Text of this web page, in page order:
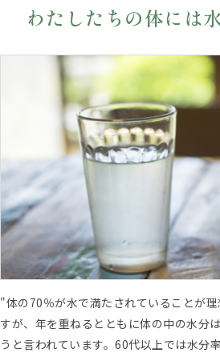
わたしたちの体には
"体の70％が水で満たされていることが
すが、年を重ねるとともに体の中の水分
うと言われています。60代以上では水分